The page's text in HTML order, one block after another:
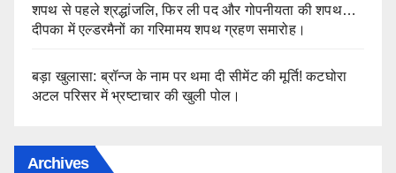
शपथ से पहले श्रद्धांजलि, फिर ली पद और गोपनीयता की शपथ…
दीपका में एल्डरमैनों का गरिमामय शपथ ग्रहण समारोह।
बड़ा खुलासा: ब्रॉन्ज के नाम पर थमा दी सीमेंट की मूर्ति! कटघोरा
अटल परिसर में भ्रष्टाचार की खुली पोल।
Archives